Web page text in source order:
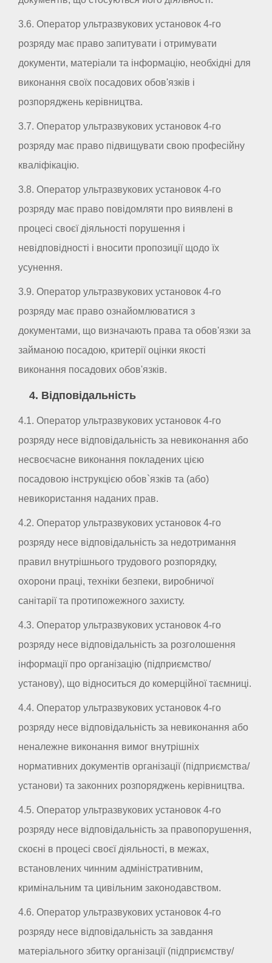
3.6. Оператор ультразвукових установок 4-го
розряду має право запитувати і отримувати
документи, матеріали та інформацію, необхідні для
виконання своїх посадових обов'язків і
розпоряджень керівництва.
3.7. Оператор ультразвукових установок 4-го
розряду має право підвищувати свою професійну
кваліфікацію.
3.8. Оператор ультразвукових установок 4-го
розряду має право повідомляти про виявлені в
процесі своєї діяльності порушення і
невідповідності і вносити пропозиції щодо їх
усунення.
3.9. Оператор ультразвукових установок 4-го
розряду має право ознайомлюватися з
документами, що визначають права та обов'язки за
займаною посадою, критерії оцінки якості
виконання посадових обов'язків.
4. Відповідальність
4.1. Оператор ультразвукових установок 4-го
розряду несе відповідальність за невиконання або
несвоєчасне виконання покладених цією
посадовою інструкцією обов`язків та (або)
невикористання наданих прав.
4.2. Оператор ультразвукових установок 4-го
розряду несе відповідальність за недотримання
правил внутрішнього трудового розпорядку,
охорони праці, техніки безпеки, виробничої
санітарії та протипожежного захисту.
4.3. Оператор ультразвукових установок 4-го
розряду несе відповідальність за розголошення
інформації про організацію (підприємство/
установу), що відноситься до комерційної таємниці.
4.4. Оператор ультразвукових установок 4-го
розряду несе відповідальність за невиконання або
неналежне виконання вимог внутрішніх
нормативних документів організації (підприємства/
установи) та законних розпоряджень керівництва.
4.5. Оператор ультразвукових установок 4-го
розряду несе відповідальність за правопорушення,
скоєні в процесі своєї діяльності, в межах,
встановлених чинним адміністративним,
кримінальним та цивільним законодавством.
4.6. Оператор ультразвукових установок 4-го
розряду несе відповідальність за завдання
матеріального збитку організації (підприємству/